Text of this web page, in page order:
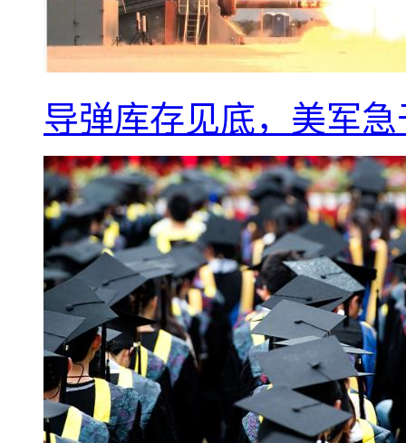
导弹库存见底，美军